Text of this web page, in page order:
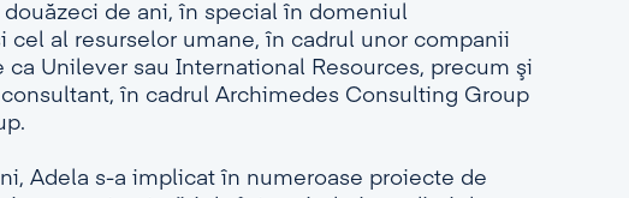
de ani, în special în domeniul
cel al resurselor umane, în cadrul unor companii
Unilever sau International Resources, precum şi
în cadrul Archimedes Consulting Group
Adela s-a implicat în numeroase proiecte de